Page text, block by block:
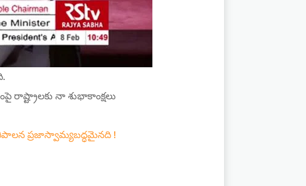
నా శుభాకాంక్షలు
ప్రజాస్వామ్యబద్ధమైనది !